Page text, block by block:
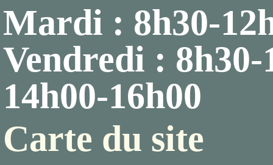
Mardi : 8h30-
Vendredi : 8h30-
14h00-16h00
Carte du site